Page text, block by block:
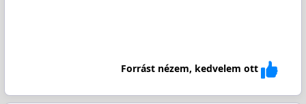
Forrást nézem, kedvelem ott